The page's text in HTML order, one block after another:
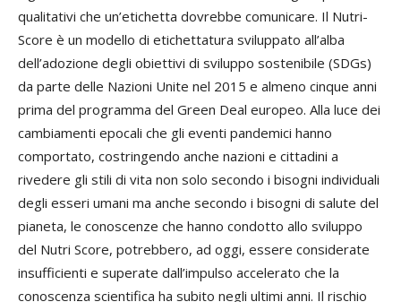
qualitativi che un’etichetta dovrebbe comunicare. Il Nutri-
Score è un modello di etichettatura sviluppato all’alba
dell’adozione degli obiettivi di sviluppo sostenibile (SDGs)
da parte delle Nazioni Unite nel 2015 e almeno cinque anni
prima del programma del Green Deal europeo. Alla luce dei
cambiamenti epocali che gli eventi pandemici hanno
comportato, costringendo anche nazioni e cittadini a
rivedere gli stili di vita non solo secondo i bisogni individuali
degli esseri umani ma anche secondo i bisogni di salute del
pianeta, le conoscenze che hanno condotto allo sviluppo
del Nutri Score, potrebbero, ad oggi, essere considerate
insufficienti e superate dall’impulso accelerato che la
conoscenza scientifica ha subito negli ultimi anni. Il rischio